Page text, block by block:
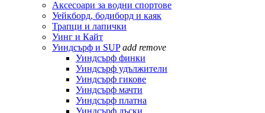
Аксесоари за водни спортове
Уейкборд, бодиборд и каяк
Трапци и лапички
Уинг и Кайт
Уиндсърф и SUP add remove
Уиндсърф финки
Уиндсърф удължители
Уиндсърф гикове
Уиндсърф мачти
Уиндсърф платна
Уиндсърф дъски